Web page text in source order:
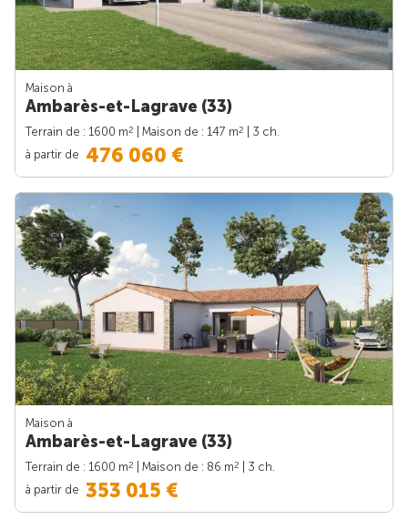
Maison à
Ambarès-et-Lagrave (33)
Terrain de : 1600 m2 | Maison de : 147 m2
| 3 ch.
à partir de 476 060 €
Maison à
Ambarès-et-Lagrave (33)
Terrain de : 1600 m2 | Maison de : 86 m2
| 3 ch.
à partir de 353 015 €